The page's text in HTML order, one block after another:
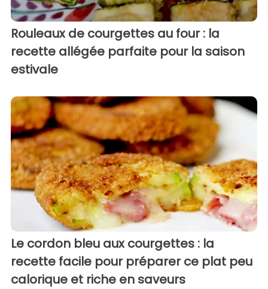
Rouleaux de courgettes au four : la
recette allégée parfaite pour la saison
estivale
Le cordon bleu aux courgettes : la
recette facile pour préparer ce plat peu
calorique et riche en saveurs